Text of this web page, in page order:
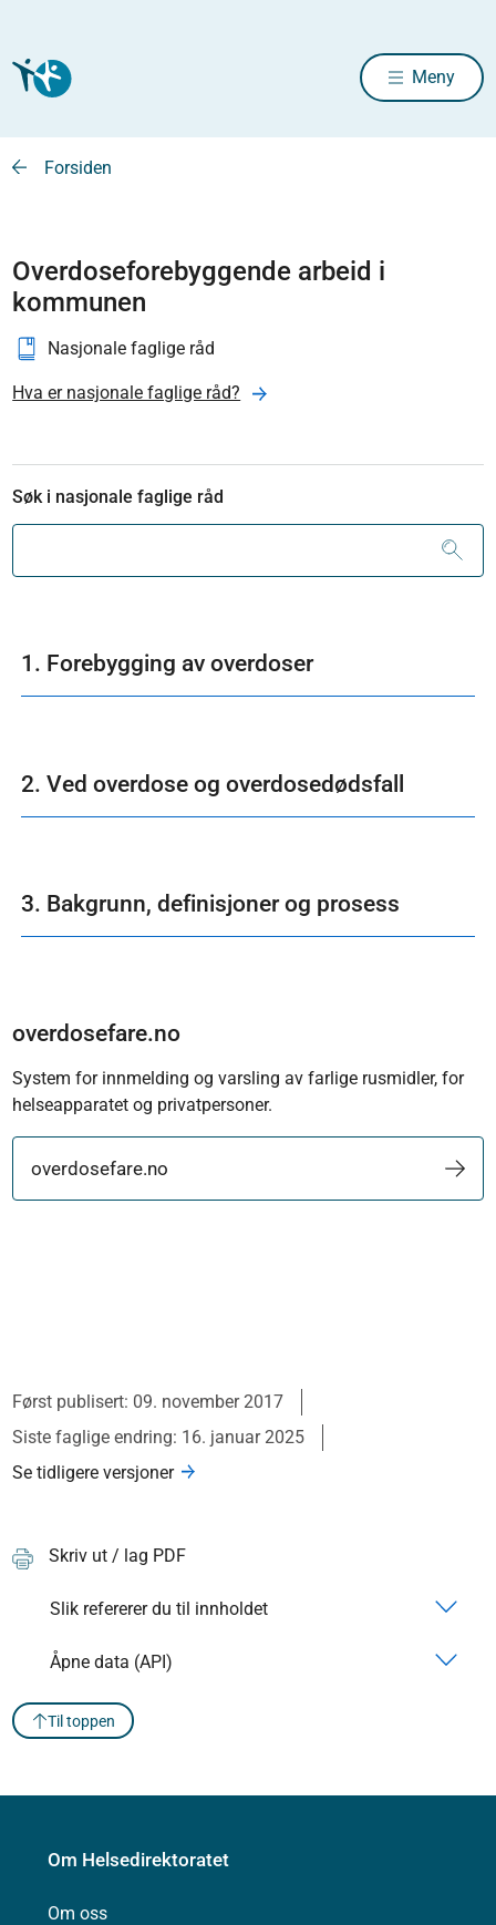
Meny
Forsiden
Overdoseforebyggende arbeid i
kommunen
Nasjonale faglige råd
Hva er nasjonale faglige råd?
Søk i nasjonale faglige råd
1. Forebygging av overdoser
2. Ved overdose og overdosedødsfall
3. Bakgrunn, definisjoner og prosess
overdosefare.no
System for innmelding og varsling av farlige rusmidler, for
helseapparatet og privatpersoner.
overdosefare.no
Først publisert: 09. november 2017
Siste faglige endring: 16. januar 2025
Se tidligere versjoner
Skriv ut / lag PDF
Slik refererer du til innholdet
Åpne data (API)
Til toppen
Om Helsedirektoratet
Om oss